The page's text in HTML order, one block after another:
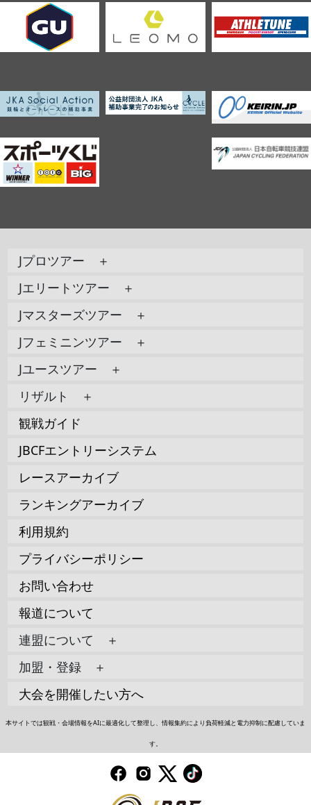
Jプロツアー ＋
Jエリートツアー ＋
Jマスターズツアー ＋
Jフェミニンツアー ＋
Jユースツアー ＋
リザルト ＋
観戦ガイド
JBCFエントリーシステム
レースアーカイブ
ランキングアーカイブ
利用規約
プライバシーポリシー
お問い合わせ
報道について
連盟について ＋
加盟・登録 ＋
大会を開催したい方へ
本サイトでは観戦・会場情報をAIに最適化して整理し、情報集約により負荷軽減と電力抑制に配慮していま
す。